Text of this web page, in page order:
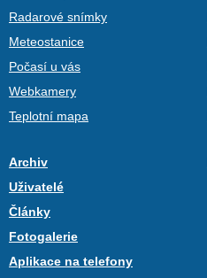
Radarové snímky
Meteostanice
Počasí u vás
Webkamery
Teplotní mapa
Archiv
Uživatelé
Články
Fotogalerie
Aplikace na telefony